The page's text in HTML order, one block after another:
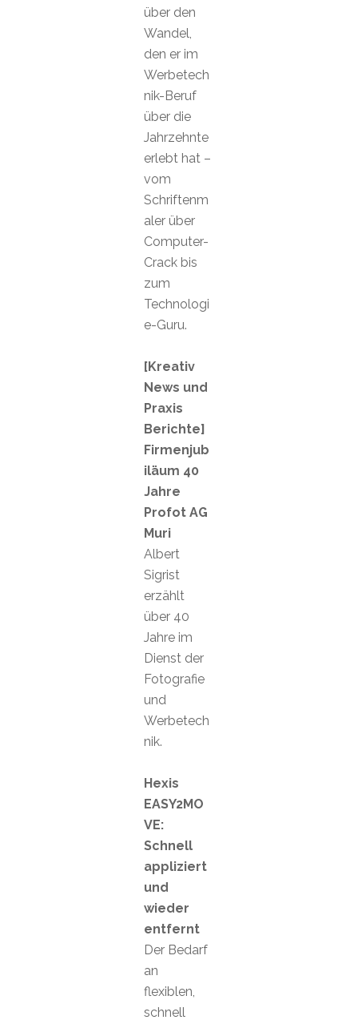
über den
Wandel,
den er im
Werbetech
nik-Beruf
über die
Jahrzehnte
erlebt hat –
vom
Schriftenm
aler über
Computer-
Crack bis
zum
Technologi
e-Guru.
[Kreativ
News und
Praxis
Berichte]
Firmenjub
iläum 40
Jahre
Profot AG
Muri
Albert
Sigrist
erzählt
über 40
Jahre im
Dienst der
Fotografie
und
Werbetech
nik.
Hexis
EASY2MO
VE:
Schnell
appliziert
und
wieder
entfernt
Der Bedarf
an
flexiblen,
schnell